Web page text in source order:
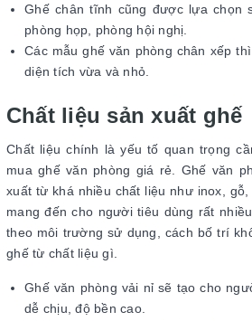
Ghế chân tĩnh cũng được lựa chọn
phòng họp, phòng hội nghị.
Các mẫu ghế văn phòng chân xếp
diện tích vừa và nhỏ.
Chất liệu sản xuất ghế
Chất liệu chính là yếu tố quan trọng
mua ghế văn phòng giá rẻ. Ghế văn
xuất từ khá nhiều chất liệu như inox,
mang đến cho người tiêu dùng rất
theo môi trường sử dụng, cách bố trí
ghế từ chất liệu gì.
Ghế văn phòng vải nỉ sẽ tạo cho
dễ chịu, độ bền cao.